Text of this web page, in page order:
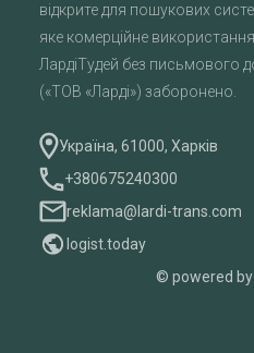
відкрите для пошукових
яке комерційне
ЛардіТудей без письмового
(«ТОВ «Ларді») заборонено.
Україна, 61000, Харків
+380675240300
reklama@lardi-trans.com
logist.today
© powered by